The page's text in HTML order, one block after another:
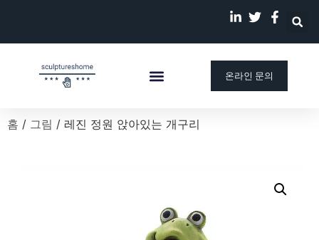
온라인 문의
홈 / 그림 / 레진 정원 앉아있는 개구리